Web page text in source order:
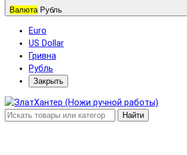
Валюта Рубль
Euro
US Dollar
Гривна
Рубль
Закрыть
Найти